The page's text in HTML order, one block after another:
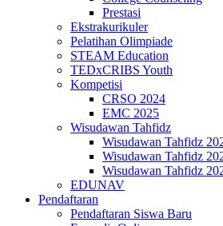
Prestasi
Ekstrakurikuler
Pelatihan Olimpiade
STEAM Education
TEDxCRIBS Youth
Kompetisi
CRSO 2024
EMC 2025
Wisudawan Tahfidz
Wisudawan Tahfidz
Wisudawan Tahfidz
Wisudawan Tahfidz
EDUNAV
Pendaftaran
Pendaftaran Siswa Baru